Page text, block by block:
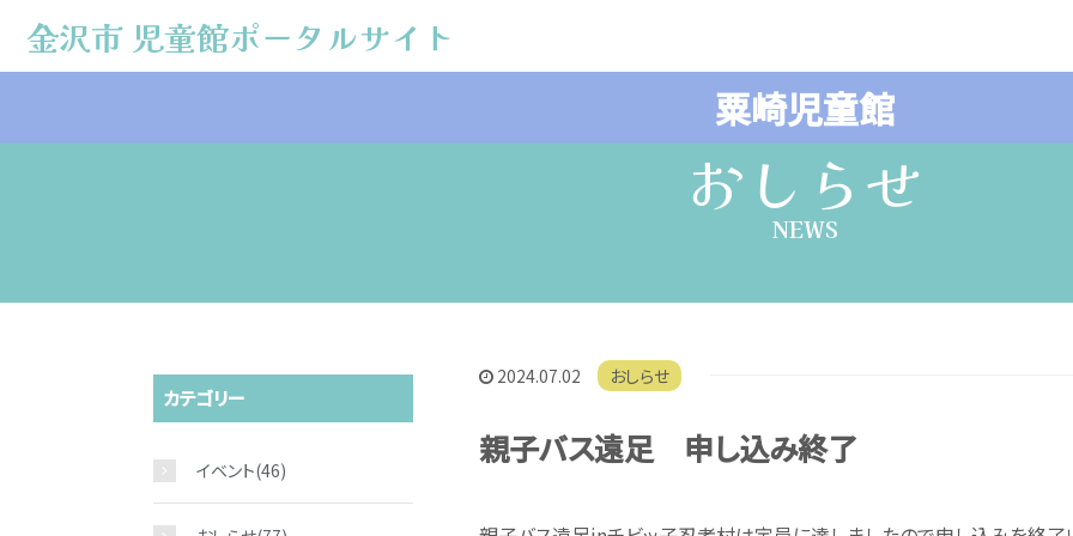
金沢市 児童館ポータルサイト
金沢市 児童館ポータルサイト
おしらせ
NEWS
2024.07.02 おしらせ
親子バス遠足 申し込み終了
カテゴリー
イベント(46)
粟崎児童館